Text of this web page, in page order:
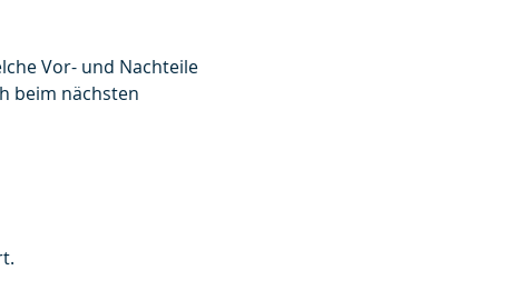
Vor- und Nachteile
beim nächsten